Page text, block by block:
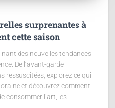
surprenantes à
cette saison
des nouvelles tendances
De l’avant-garde
ressuscitées, explorez ce qui
et découvrez comment
consommer l’art, les